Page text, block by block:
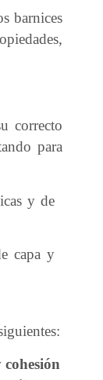
barnices
correcto
para
y de
capa y